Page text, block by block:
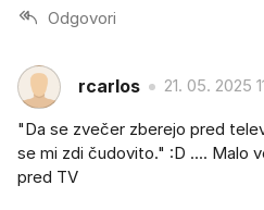
Odgovori
rcarlos 21. 05. 2025
"Da se zvečer zberejo pred
se mi zdi čudovito." :D .... Malo
pred TV